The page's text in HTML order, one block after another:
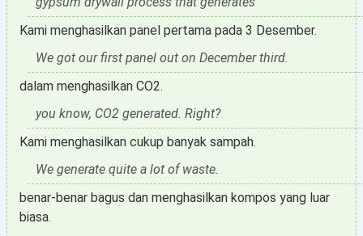
Kami menghasilkan panel pertama pada 3 Desember.
We got our first panel out on December third.
dalam menghasilkan CO2.
you know, CO2 generated. Right?
Kami menghasilkan cukup banyak sampah.
We generate quite a lot of waste.
benar-benar bagus dan menghasilkan kompos yang luar
biasa.